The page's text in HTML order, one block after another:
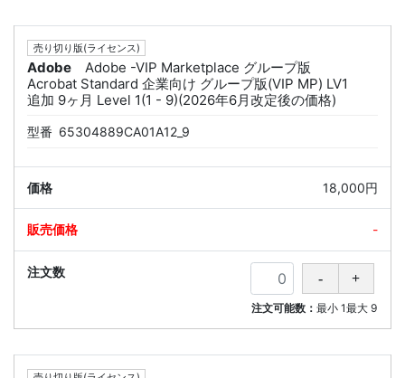
売り切り版(ライセンス)
Adobe
Adobe -VIP Marketplace グループ版
Acrobat Standard 企業向け グループ版(VIP MP) LV1
追加 9ヶ月 Level 1(1 - 9)(2026年6月改定後の価格)
型番 65304889CA01A12_9
18,000円
-
注文可能数：最小 1最大 9